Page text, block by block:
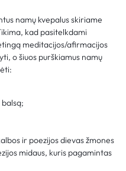
namų kvepalus skiriame
kad pasitelkdami
meditacijos/afirmacijos
o šiuos purškiamus namų
ir poezijos dievas žmones
midaus, kuris pagamintas